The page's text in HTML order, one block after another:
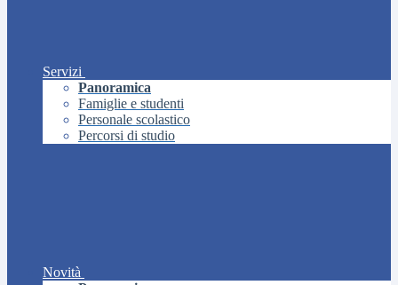
Servizi
Panoramica
Famiglie e studenti
Personale scolastico
Percorsi di studio
Novità